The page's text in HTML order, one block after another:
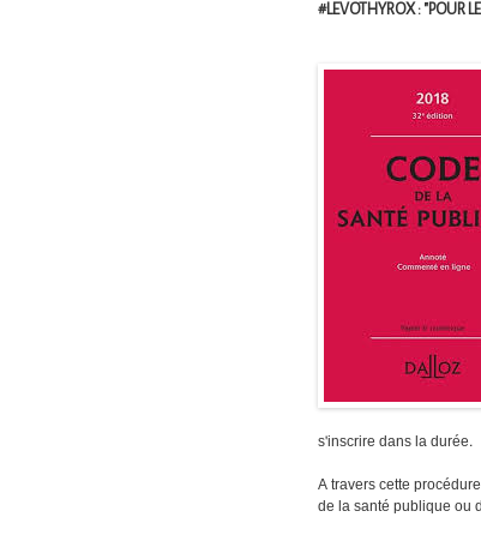
#LEVOTHYROX : "POUR
s'inscrire dans la durée.
A travers cette
de la santé publique ou